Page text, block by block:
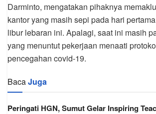
Darminto, mengatakan pihaknya
kantor yang masih sepi pada hari
libur lebaran ini. Apalagi, saat ini masih
yang menuntut pekerjaan menaati
pencegahan covid-19.
BacaJuga
Peringati HGN, Sumut Gelar Inspiring